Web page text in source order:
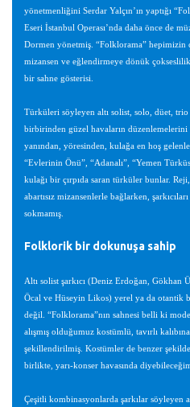
yönetmenliğini Serdar Yalçın’ın yaptığı
Eseri İstanbul Operası’nda daha önce de
Dormen yönetmiş. “Folklorama”
mizansen ve eğlendirmeye dönük çokseslilik
bir sahne gösterisi.
Türküleri söyleyen altı solist, solo, düet, trio
birbirinden güzel havaların
yanından, yöresinden, kulağa en hoş
“Evlerinin Önü”, “Adanalı”, “Yemen
kulağı bir çırpıda saran türküler bunlar.
abartısız mizansenlerle bağlarken,
sokmamış.
Folklorik bir dokunuşa sahip
Altı solist şarkıcı (Deniz Erdoğan, Gökhan
Öcal ve Hüseyin Likos) yerel ya da otantik
değil. “Folklorama”nın sahnesi belli ki
alışmış olduğumuz kostümlü, tavırlı
şekillendirilmiş. Kostümler de benzer
birlikte, yarı-konser havasında
Çeşitli kombinasyonlarda şarkılar söyleyen